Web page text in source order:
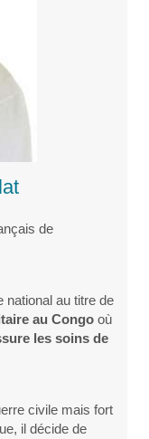
de
national au titre de
au Congo où
les soins de
civile mais fort
il décide de